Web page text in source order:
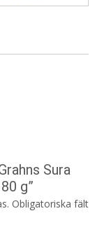
Sura
g”
Obligatoriska fält